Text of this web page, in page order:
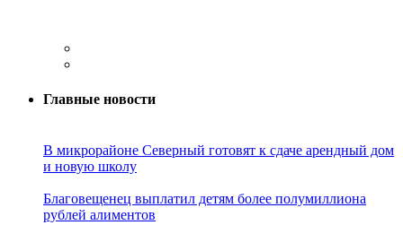
Главные новости
В микрорайоне Северный готовят к сдаче арендный дом
и новую школу
Благовещенец выплатил детям более полумиллиона
рублей алиментов